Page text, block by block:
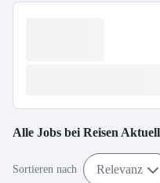
Alle Jobs bei Reisen
Sortieren nach Relevanz